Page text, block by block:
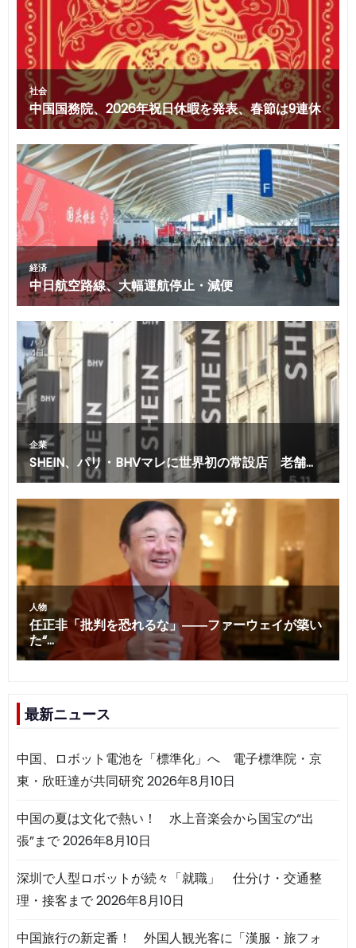
最新ニュース
中国、ロボット電池を「標準化」へ 電子標準院・京
東・欣旺達が共同研究2026年8月10日
中国の夏は文化で熱い！ 水上音楽会から国宝の“出
張”まで2026年8月10日
深圳で人型ロボットが続々「就職」 仕分け・交通整
理・接客まで2026年8月10日
中国旅行の新定番！ 外国人観光客に「漢服・旅フォ